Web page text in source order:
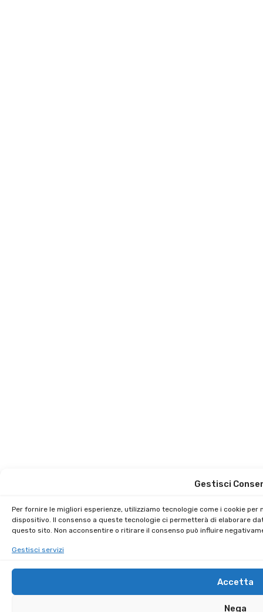
Gestisci
Per fornire le migliori esperienze, utilizziamo tecnologie come i cookie
dispositivo. Il consenso a queste tecnologie ci permetterà di elaborare
questo sito. Non acconsentire o ritirare il consenso può influire
Gestisci servizi
Accetta
Nega